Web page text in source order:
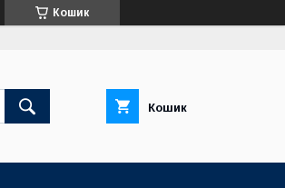
Кошик
Кошик